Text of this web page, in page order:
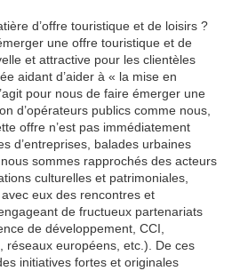
d’offre touristique et de loisirs ?
une offre touristique et de
et attractive pour les clientèles
aidant d’aider à « la mise en
pour nous de faire émerger une
d’opérateurs publics comme nous,
offre n’est pas immédiatement
d’entreprises, balades urbaines
sommes rapprochés des acteurs
culturelles et patrimoniales,
eux des rencontres et
de fructueux partenariats
de développement, CCI,
réseaux européens, etc.). De ces
initiatives fortes et originales